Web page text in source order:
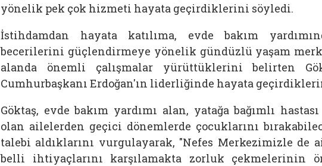
yönelik pek çok hizmeti hayata geçirdiklerini söyledi.
İstihdamdan hayata katılıma, evde bakım
becerilerini güçlendirmeye yönelik gündüzlü yaşam
alanda önemli çalışmalar yürüttüklerini belirten
Cumhurbaşkanı Erdoğan'ın liderliğinde hayata
Göktaş, evde bakım yardımı alan, yatağa bağımlı
olan ailelerden geçici dönemlerde çocuklarını
talebi aldıklarını vurgulayarak, "Nefes Merkezimizle de
belli ihtiyaçlarını karşılamakta zorluk çekmelerinin